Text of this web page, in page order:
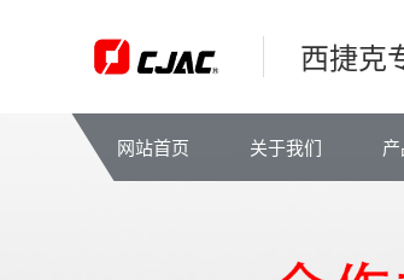
西捷克
网站首页 关于我们